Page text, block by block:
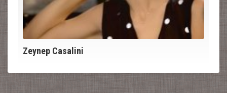
Zeynep Casalini